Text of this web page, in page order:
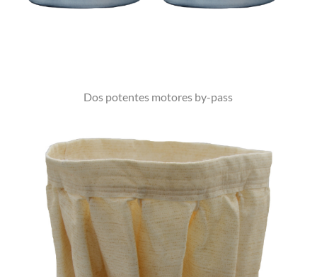
Dos potentes motores by-pass